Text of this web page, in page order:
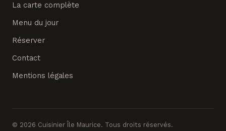
La carte complète
Menu du jour
Réserver
Contact
Mentions légales
© 2026 Cuisinier Île Maurice. Tous droits réservés.